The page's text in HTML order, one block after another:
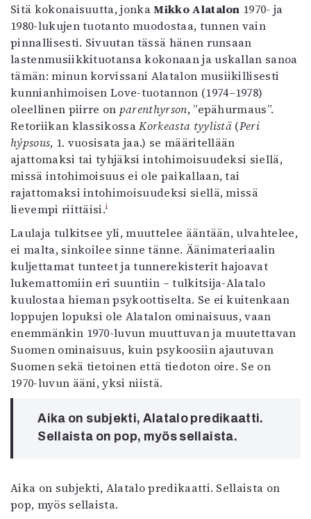
Sitä kokonaisuutta, jonkaMikko Alatalon 1970- ja
1980-lukujen tuotanto muodostaa, tunnen vain
pinnallisesti. Sivuutan tässä hänen runsaan
lastenmusiikkituotansa kokonaan ja uskallan sanoa
tämän: minun korvissani Alatalon musiikillisesti
kunnianhimoisen Love-tuotannon (1974–1978)
oleellinen piirre on parenthyrson, ”epähurmaus”.
Retoriikan klassikossaKorkeasta tyylistä (Peri
hýpsous, 1. vuosisata jaa.) se määritellään
ajattomaksi tai tyhjäksi intohimoisuudeksi siellä,
missä intohimoisuus ei ole paikallaan, tai
rajattomaksi intohimoisuudeksi siellä, missä
lievempi riittäisi.i
Laulaja tulkitsee yli, muuttelee ääntään, ulvahtelee,
ei malta, sinkoilee sinne tänne. Äänimateriaalin
kuljettamat tunteet ja tunnerekisterit hajoavat
lukemattomiin eri suuntiin – tulkitsija-Alatalo
kuulostaa hieman psykoottiselta. Se ei kuitenkaan
loppujen lopuksi ole Alatalon ominaisuus, vaan
enemmänkin 1970-luvun muuttuvan ja muutettavan
Suomen ominaisuus, kuin psykoosiin ajautuvan
Suomen sekä tietoinen että tiedoton oire. Se on
1970-luvun ääni, yksi niistä.
Aika on subjekti, Alatalo predikaatti.
Sellaista on pop, myös sellaista.
Aika on subjekti, Alatalo predikaatti. Sellaista on
pop, myös sellaista.